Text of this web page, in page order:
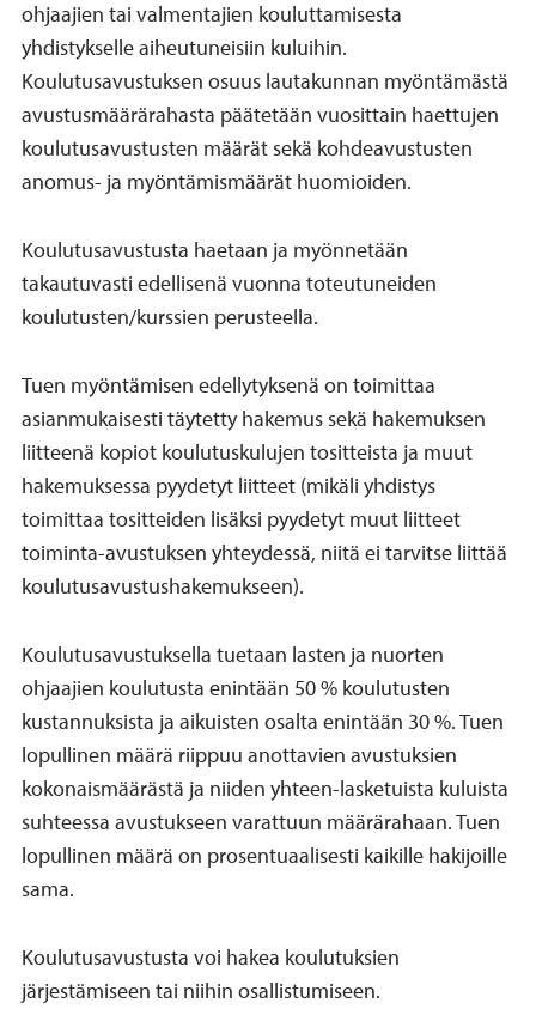
ohjaajien tai valmentajien kouluttamisesta
yhdistykselle aiheutuneisiin kuluihin.
Koulutusavustuksen osuus lautakunnan myöntämästä
avustusmäärärahasta päätetään vuosittain haettujen
koulutusavustusten määrät sekä kohdeavustusten
anomus- ja myöntämismäärät huomioiden.
Koulutusavustusta haetaan ja myönnetään
takautuvasti edellisenä vuonna toteutuneiden
koulutusten/kurssien perusteella.
Tuen myöntämisen edellytyksenä on toimittaa
asianmukaisesti täytetty hakemus sekä hakemuksen
liitteenä kopiot koulutuskulujen tositteista ja muut
hakemuksessa pyydetyt liitteet (mikäli yhdistys
toimittaa tositteiden lisäksi pyydetyt muut liitteet
toiminta-avustuksen yhteydessä, niitä ei tarvitse liittää
koulutusavustushakemukseen).
Koulutusavustuksella tuetaan lasten ja nuorten
ohjaajien koulutusta enintään 50 % koulutusten
kustannuksista ja aikuisten osalta enintään 30 %. Tuen
lopullinen määrä riippuu anottavien avustuksien
kokonaismäärästä ja niiden yhteen-lasketuista kuluista
suhteessa avustukseen varattuun määrärahaan. Tuen
lopullinen määrä on prosentuaalisesti kaikille hakijoille
sama.
Koulutusavustusta voi hakea koulutuksien
järjestämiseen tai niihin osallistumiseen.